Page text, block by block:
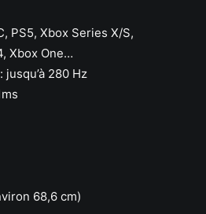
PS5, Xbox Series X/S,
Xbox One…
: jusqu’à 280 Hz
68,6 cm)